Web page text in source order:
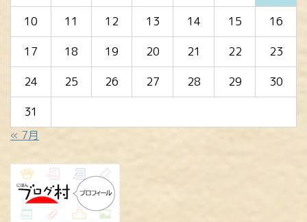
10
11 12 13 14 15
16
17
18 19 20 21 22
23
24
25 26 27 28 29
30
31
« 7月